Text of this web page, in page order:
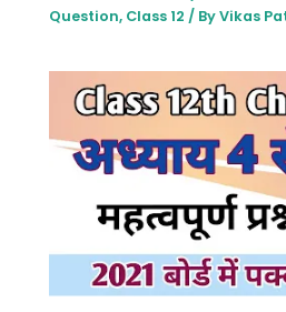
Question, Class 12 / ByVikas